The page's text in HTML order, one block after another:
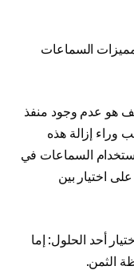
السماعات
هو عدم وجود منفذ
وراء إزالة هذه
استخدام السماعات في
اختيار بين
أحد الحلول: إما
الثمن.